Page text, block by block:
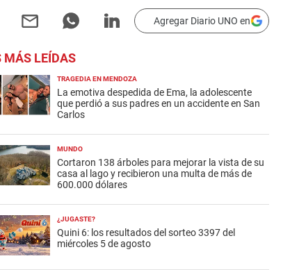
Agregar Diario UNO en
MÁS LEÍDAS
TRAGEDIA EN MENDOZA
La emotiva despedida de Ema, la adolescente
que perdió a sus padres en un accidente en San
Carlos
MUNDO
Cortaron 138 árboles para mejorar la vista de su
casa al lago y recibieron una multa de más de
600.000 dólares
¿JUGASTE?
Quini 6: los resultados del sorteo 3397 del
miércoles 5 de agosto